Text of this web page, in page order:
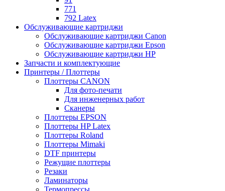
771
792 Latex
Обслуживающие картриджи
Обслуживающие картриджи Canon
Обслуживающие картриджи Epson
Обслуживающие картриджи HP
Запчасти и комплектующие
Принтеры / Плоттеры
Плоттеры CANON
Для фото-печати
Для инженерных работ
Сканеры
Плоттеры EPSON
Плоттеры HP Latex
Плоттеры Roland
Плоттеры Mimaki
DTF принтеры
Режущие плоттеры
Резаки
Ламинаторы
Термопрессы